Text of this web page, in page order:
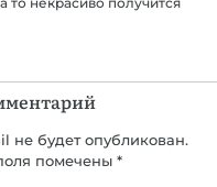
некрасиво получится
не будет опубликован.
помечены*